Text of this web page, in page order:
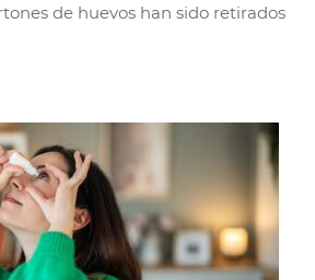
de huevos han sido retirados